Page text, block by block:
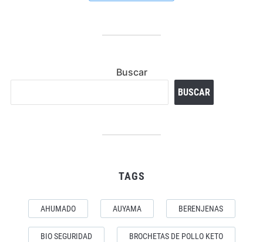
Buscar
BUSCAR
TAGS
AHUMADO AUYAMA BERENJENAS
BIO SEGURIDAD BROCHETAS DE POLLO KETO